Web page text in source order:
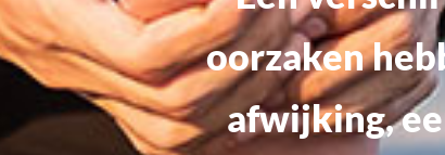
oorzaken
afwijking,